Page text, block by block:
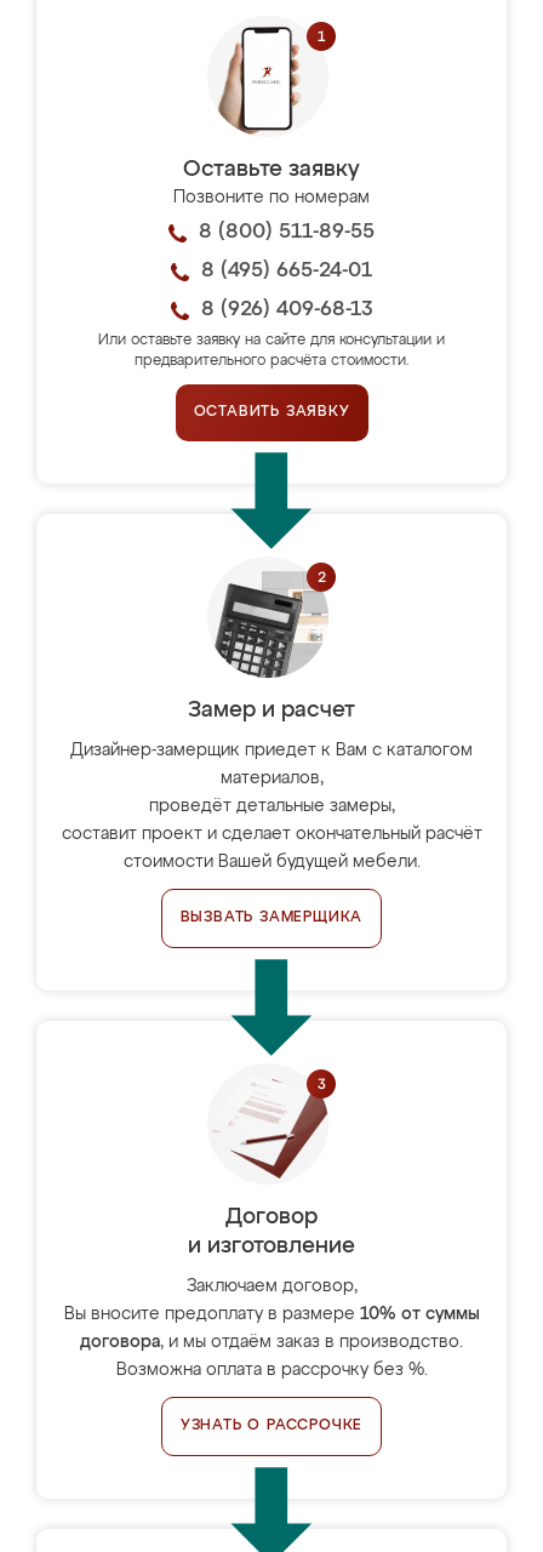
Оставьте заявку
Позвоните по номерам
8 (800) 511-89-55
8 (495) 665-24-01
8 (926) 409-68-13
Или оставьте заявку на сайте для консультации и
предварительного расчёта стоимости.
ОСТАВИТЬ ЗАЯВКУ
Замер и расчет
Дизайнер-замерщик приедет к Вам с каталогом
материалов,
проведёт детальные замеры,
составит проект и сделает окончательный расчёт
стоимости Вашей будущей мебели.
ВЫЗВАТЬ ЗАМЕРЩИКА
Договор
и изготовление
Заключаем договор,
Вы вносите предоплату в размере 10% от суммы
договора, и мы отдаём заказ в производство.
Возможна оплата в рассрочку без %.
УЗНАТЬ О РАССРОЧКЕ